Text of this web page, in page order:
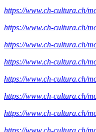
https://www.ch-cultura.ch/
https://www.ch-cultura.ch/
https://www.ch-cultura.ch/
https://www.ch-cultura.ch/
https://www.ch-cultura.ch/
https://www.ch-cultura.ch/
https://www.ch-cultura.ch/
https://www.ch-cultura.ch/